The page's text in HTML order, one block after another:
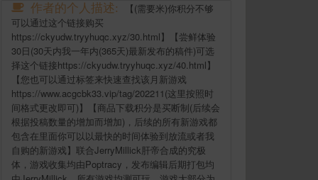
作者的个人描述:
【(需要米)你积分不够
可以通过这个链接购买
https://ckyudw.tryyhuqc.xyz/30.html】【尝鲜体验
30日(30天内我一年内(365天)最新发布的稿件)可选
择这个链接https://ckyudw.tryyhuqc.xyz/40.html】
【您也可以通过标签来快速查找该月新游戏
https://www.acgcbk33.vip/tag/202211(这里按照时
间格式更改即可)】【商品下载积分是买断制(后续会
根据投稿数量的增加而增加)，后续的所有新游戏都
包含在里面你可以以最快的时间体验到放流或者我
自购的新游戏】联合JerryMillick肝帝合成的究极
体，游戏收集均由Poptracy，发布编辑后期打包均